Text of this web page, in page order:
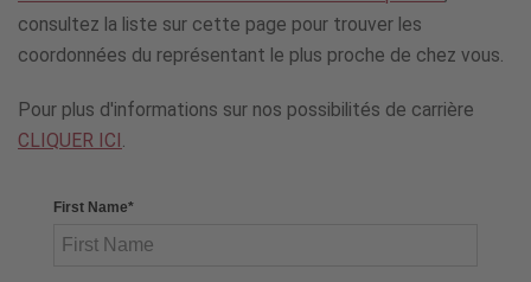
consultez la liste sur cette page pour trouver les
coordonnées du représentant le plus proche de chez vous.
Pour plus d'informations sur nos possibilités de carrière
CLIQUER ICI.